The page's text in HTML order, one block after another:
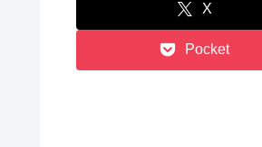
X
Pocket